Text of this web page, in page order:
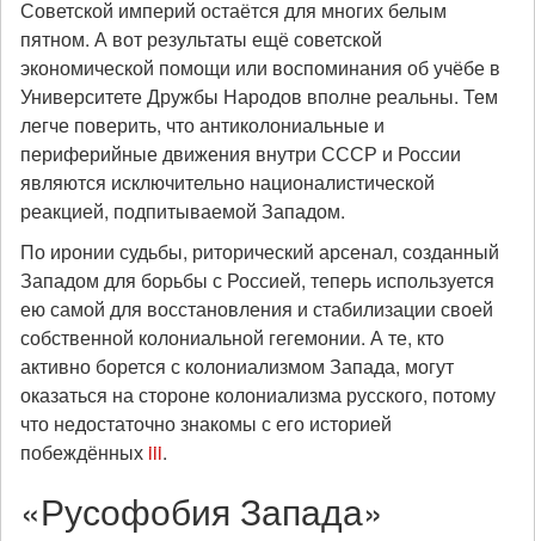
Советской империй остаётся для многих белым
пятном. А вот результаты ещё советской
экономической помощи или воспоминания об учёбе в
Университете Дружбы Народов вполне реальны. Тем
легче поверить, что антиколониальные и
периферийные движения внутри СССР и России
являются исключительно националистической
реакцией, подпитываемой Западом.
По иронии судьбы, риторический арсенал, созданный
Западом для борьбы с Россией, теперь используется
ею самой для восстановления и стабилизации своей
собственной колониальной гегемонии. А те, кто
активно борется с колониализмом Запада, могут
оказаться на стороне колониализма русского, потому
что недостаточно знакомы с его историей
побеждённых iii.
«Русофобия Запада»